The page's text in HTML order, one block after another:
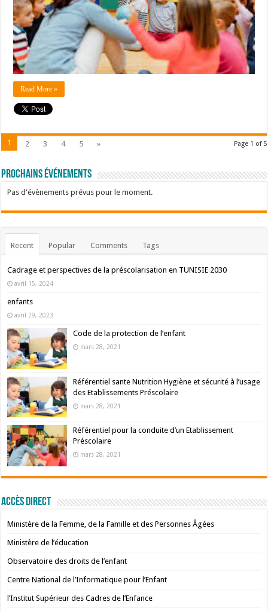
Read More »
Page 1 of 5
1 2 3 4 5 »
Prochains événements
Pas d'évènements prévus pour le moment.
Recent Popular Comments Tags
Cadrage et perspectives de la préscolarisation en TUNISIE 2030
avril 15, 2024
enfants
avril 29, 2023
Code de la protection de l’enfant
mars 28, 2021
Référentiel sante Nutrition Hygiène et sécurité à l’usage
des Etablissements Préscolaire
mars 28, 2021
Référentiel pour la conduite d’un Etablissement
Préscolaire
mars 28, 2021
Accès Direct
Ministère de la Femme, de la Famille et des Personnes Âgées
Ministère de l’éducation
Observatoire des droits de l’enfant
Centre National de l’Informatique pour l’Enfant
l’Institut Supérieur des Cadres de l’Enfance